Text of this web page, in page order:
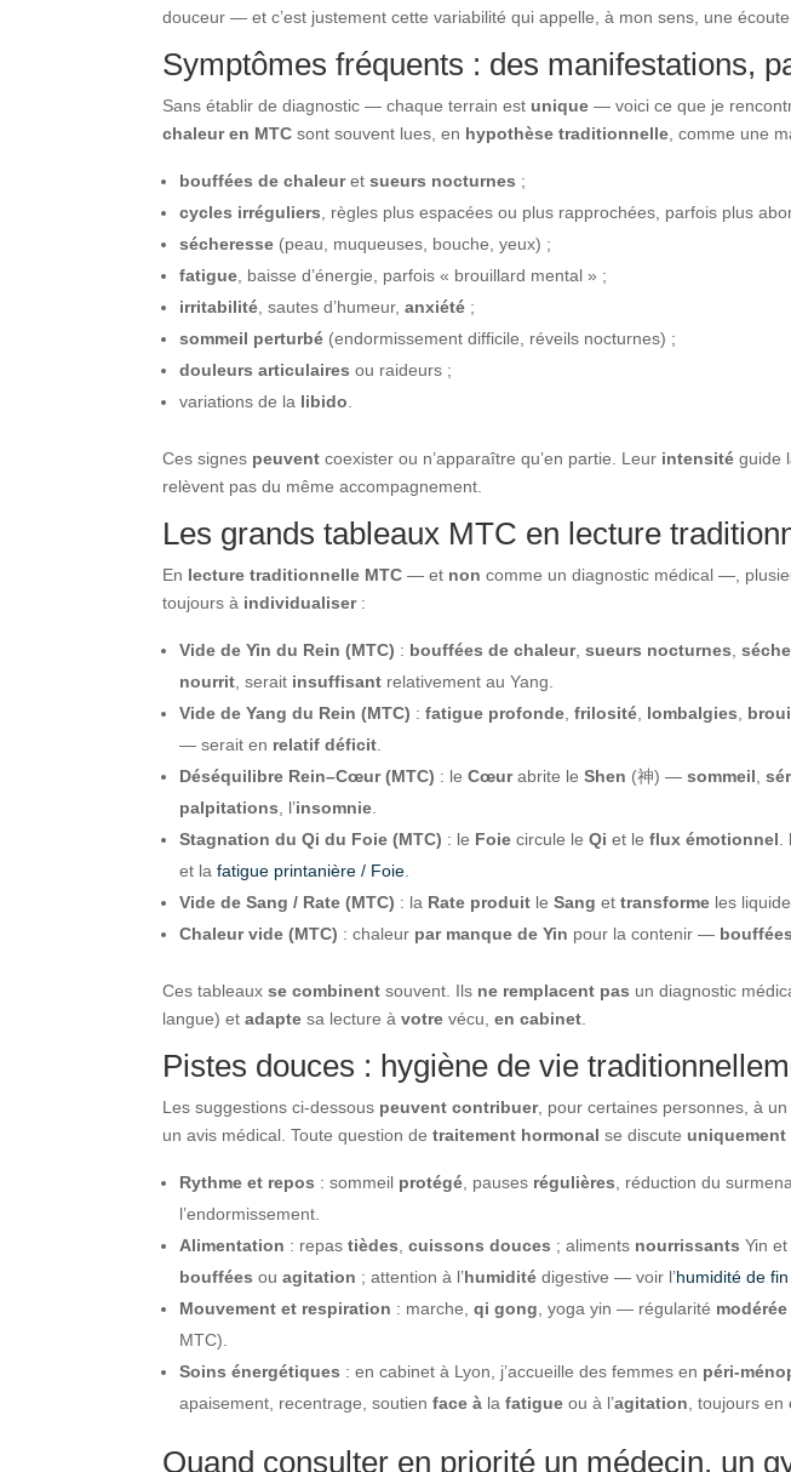
douceur — et c’est justement cette variabilité qui appelle, à mon sens, une
Symptômes fréquents : des manifestations,
Sans établir de diagnostic — chaque terrain est unique — voici ce que je
chaleur en MTC sont souvent lues, en hypothèse traditionnelle , comme une
bouffées de chaleuretsueurs nocturnes ;
cycles irréguliers , règles plus espacées ou plus rapprochées, parfois plus
sécheresse (peau, muqueuses, bouche, yeux) ;
fatigue , baisse d’énergie, parfois « brouillard mental » ;
irritabilité , sautes d’humeur,anxiété ;
sommeil perturbé (endormissement difficile, réveils nocturnes) ;
douleurs articulaires ou raideurs ;
variations de la libido
Ces signes peuvent coexister ou n’apparaître qu’en partie. Leur intensité guide
relèvent pas du même accompagnement.
Les grands tableaux MTC en lecture
En lecture traditionnelle MTC — et non comme un diagnostic médical —,
toujours à individualiser:
Vide de Yin du Rein (MTC) : bouffées de chaleur,sueurs nocturnes ,
nourrit , serait insuffisant relativement au Yang.
Vide de Yang du Rein (MTC) :fatigue profonde ,frilosité lombalgies
— serait en relatif déficit
Déséquilibre Rein–Cœur (MTC) : leCœurabrite leShen (神) —sommeil ,
palpitations , l’insomnie
Stagnation du Qi du Foie (MTC) : le Foie circule leQi et leflux émotionnel
et lafatigue printanière / Foie
Vide de Sang / Rate (MTC) : la Rate produit leSang ettransforme les
Chaleur vide (MTC) : chaleur par manque de Yin pour la contenir — bouffées
Ces tableauxse combinent souvent. Ils ne remplacent pas un diagnostic
langue) etadapte sa lecture àvotre vécu,en cabinet
Pistes douces : hygiène de vie
Les suggestions ci-dessous peuvent contribuer, pour certaines personnes, à un
un avis médical. Toute question detraitement hormonal se discute uniquement
Rythme et repos : sommeil protégé , pauses régulières , réduction du
l’endormissement.
Alimentation : repastièdes ,cuissons douces ; aliments nourrissants Yin
bouffées ouagitation ; attention à l’humidité digestive — voir l’humidité de
Mouvement et respiration : marche,qi gong , yoga yin — régularité modérée
MTC).
Soins énergétiques : en cabinet à Lyon, j’accueille des femmes en péri-
apaisement, recentrage, soutienface à lafatigue ou à l’agitation , toujours en
Quand consulter en priorité un médecin, un